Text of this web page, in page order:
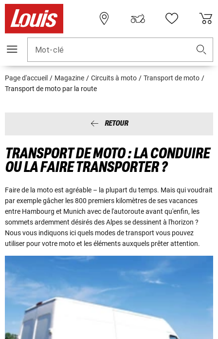
Mot-clé
Page d'accueil Magazine Circuits à moto
Transport de moto
Transport de moto par la route
RETOUR
TRANSPORT DE MOTO : LA CONDUIRE
OU LA FAIRE TRANSPORTER ?
Faire de la moto est agréable – la plupart du temps. Mais qui voudrait
par exemple gâcher les 800 premiers kilomètres de ses vacances
entre Hambourg et Munich avec de l'autoroute avant qu'enfin, les
sommets ardemment désirés des Alpes se dessinent à l'horizon ?
Nous vous indiquons ici quels modes de transport vous pouvez
utiliser pour votre moto et les éléments auxquels prêter attention.